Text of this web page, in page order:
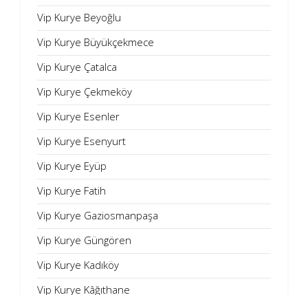
Vip Kurye Beyoğlu
Vip Kurye Büyükçekmece
Vip Kurye Çatalca
Vip Kurye Çekmeköy
Vip Kurye Esenler
Vip Kurye Esenyurt
Vip Kurye Eyüp
Vip Kurye Fatih
Vip Kurye Gaziosmanpaşa
Vip Kurye Güngören
Vip Kurye Kadıköy
Vip Kurye Kâğıthane